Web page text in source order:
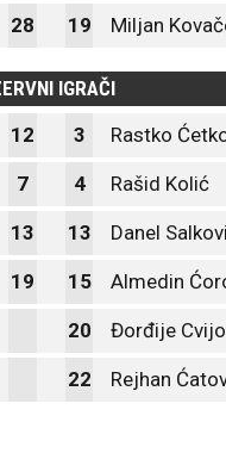
28 19 Miljan
IGRAČI
12 3 Rastko
7 4 Rašid Kolić
13 13 Danel
19 15 Almedin
20 Đorđije
22 Rejhan